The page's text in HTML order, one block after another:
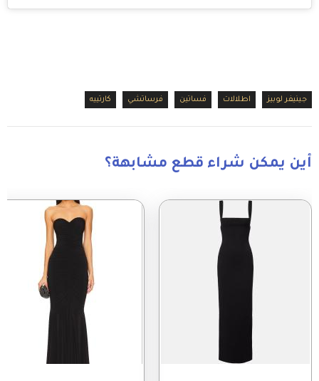
جينيفر لوبيز اطلالات فساتين فرساتشي كارتييه
أين يمكن شراء قطع مشابهة؟
Image
Image